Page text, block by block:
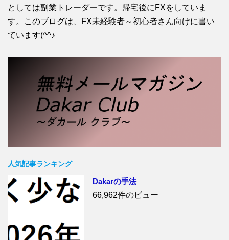
としては副業トレーダーです。帰宅後にFXをしていま
す。このブログは、FX未経験者～初心者さん向けに書い
ています(^^♪
人気記事ランキング
Dakarの手法
66,962件のビュー